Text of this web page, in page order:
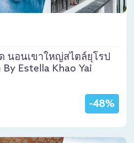
นอนเขาใหญ่สไตล์ยุโรป
Estella Khao Yai
-48%